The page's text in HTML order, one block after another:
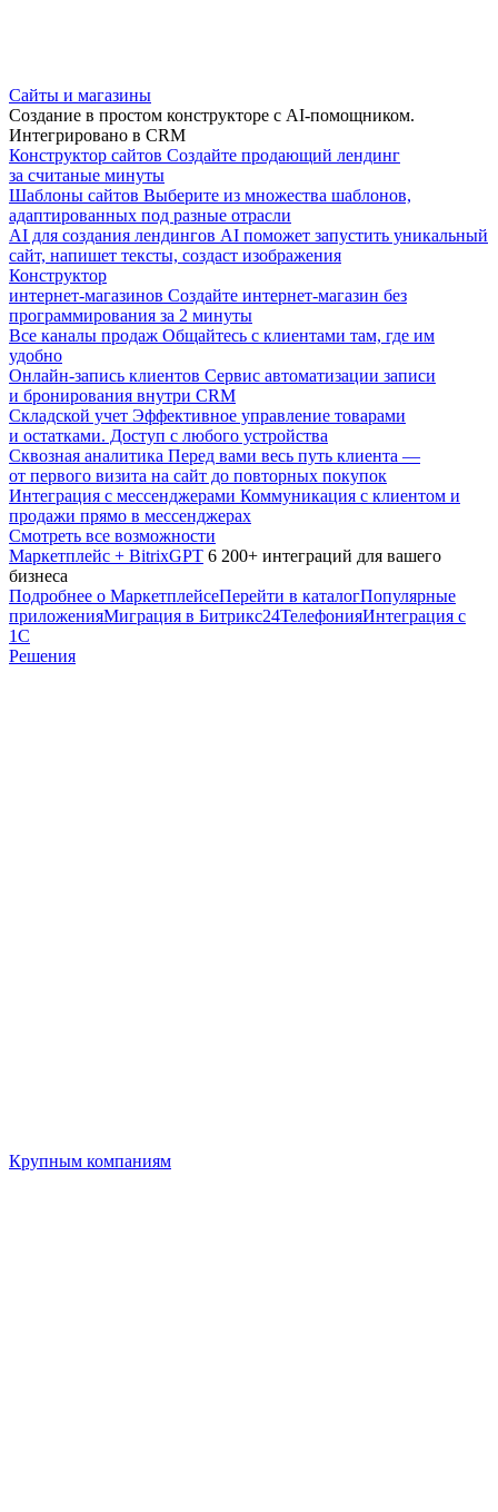
Сайты и магазины
Создание в простом конструкторе с AI-помощником.
Интегрировано в CRM
Конструктор сайтов Создайте продающий лендинг
за считаные минуты
Шаблоны сайтов Выберите из множества шаблонов,
адаптированных под разные отрасли
AI для создания лендингов AI поможет запустить уникальный
сайт, напишет тексты, создаст изображения
Конструктор
интернет-магазинов Создайте интернет-магазин без
программирования за 2 минуты
Все каналы продаж Общайтесь с клиентами там, где им
удобно
Онлайн-запись клиентов Сервис автоматизации записи
и бронирования внутри CRM
Складской учет Эффективное управление товарами
и остатками. Доступ с любого устройства
Сквозная аналитика Перед вами весь путь клиента —
от первого визита на сайт до повторных покупок
Интеграция с мессенджерами Коммуникация с клиентом и
продажи прямо в мессенджерах
Смотреть все возможности
Маркетплейс + BitrixGPT 6 200+ интеграций для вашего
бизнеса
Подробнее о МаркетплейсеПерейти в каталогПопулярные
приложенияМиграция в Битрикс24ТелефонияИнтеграция с
1С
Решения
Крупным компаниям